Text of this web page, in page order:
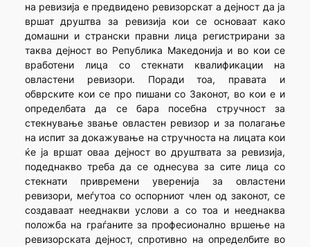
на ревизија е предвидено ревизорскат а дејност да ја
вршат друштва за ревизија кои се основаат како
домашни и странски правни лица регистрирани за
таква дејност во Република Македонија и во кои се
вработени лица со стекнати квалификации на
овластени ревизори. Поради тоа, правата и
обврските кои се про пишани со Законот, во кои е и
определбата да се бара посебна стручност за
стекнување звање овластен ревизор и за полагање
на испит за докажување на стручноста на лицата кои
ќе ја вршат оваа дејност во друштвата за ревизија,
подеднакво треба да се однесува за сите лица со
стекнати привремени уверенија за овластени
ревизори, меѓутоа со оспорниот член од законот, се
создаваат нееднакви услови а со тоа и нееднаква
положба на граѓаните за професионално вршење на
ревизорската дејност, спротивно на определбите во